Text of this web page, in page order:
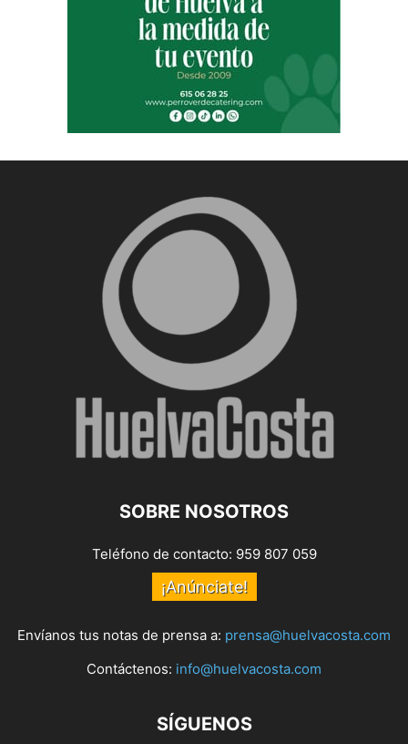
SOBRE NOSOTROS
Teléfono de contacto: 959 807 059
¡Anúnciate!
Envíanos tus notas de prensa a: prensa@huelvacosta.com
Contáctenos: info@huelvacosta.com
SÍGUENOS